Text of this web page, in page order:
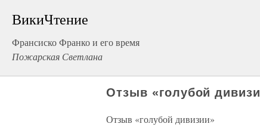
ВикиЧтение
Франсиско Франко и его время
Пожарская Светлана
Отзыв «голубой
Отзыв «голубой дивизии»